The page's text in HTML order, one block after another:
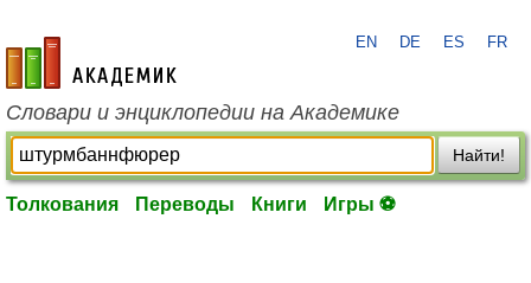
academic.ru
EN DE ES FR
Словари и энциклопедии на Академике
Найти!
Толкования Переводы Книги Игры ⚽